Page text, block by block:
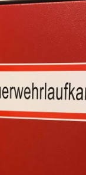
Feuerwehr
Steinbach